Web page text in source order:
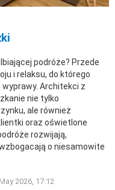
podróże? Przede
i relaksu, do którego
Architekci z
nie tylko
ale również
oraz oświetlone
rozwijają,
o niesamowite
2026, 17:12